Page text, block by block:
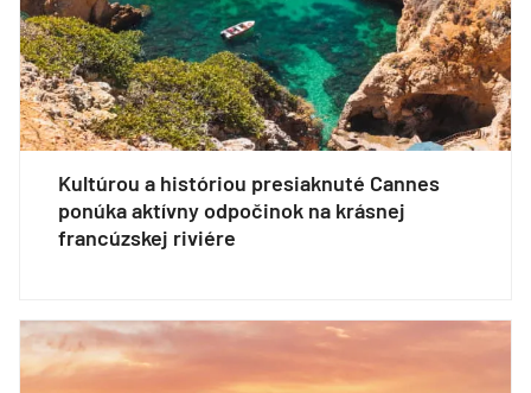
Kultúrou a históriou presiaknuté Cannes
ponúka aktívny odpočinok na krásnej
francúzskej riviére